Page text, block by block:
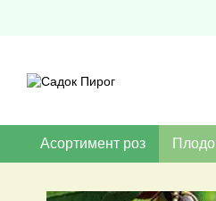
Асортимент роз